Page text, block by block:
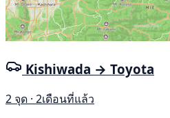
Kishiwada → Toyota
2 จุด · 2เดือนที่แล้ว